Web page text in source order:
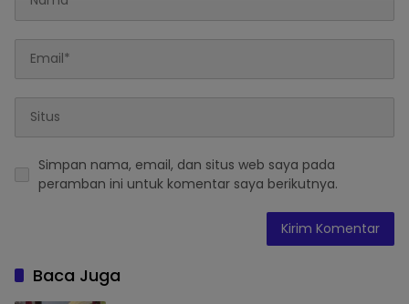
Simpan nama, email, dan situs web saya pada
peramban ini untuk komentar saya berikutnya.
Baca Juga